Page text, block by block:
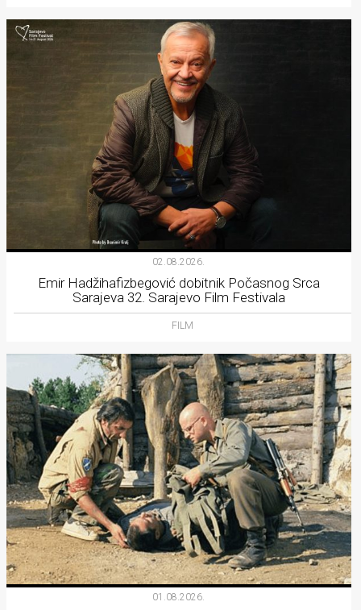
02.08.2026.
Emir Hadžihafizbegović dobitnik Počasnog Srca
Sarajeva 32. Sarajevo Film Festivala
FILM
01.08.2026.